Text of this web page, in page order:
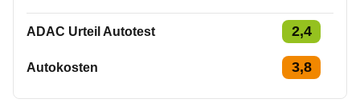
ADAC Urteil Autotest 2,4
Autokosten 3,8